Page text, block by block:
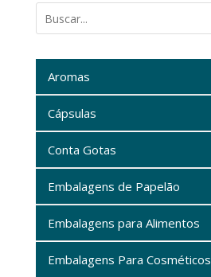
Aromas
Cápsulas
Conta Gotas
Embalagens de Papelão
Embalagens para Alimentos
Embalagens Para Cosméticos